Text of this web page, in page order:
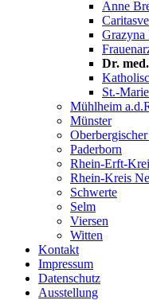
Anne
Dr.
St.-
Mühlheim
Münster
Paderborn
Rhein-Erft-
Rhein-Kreis
Schwerte
Selm
Viersen
Witten
Kontakt
Impressum
Datenschutz
Ausstellung